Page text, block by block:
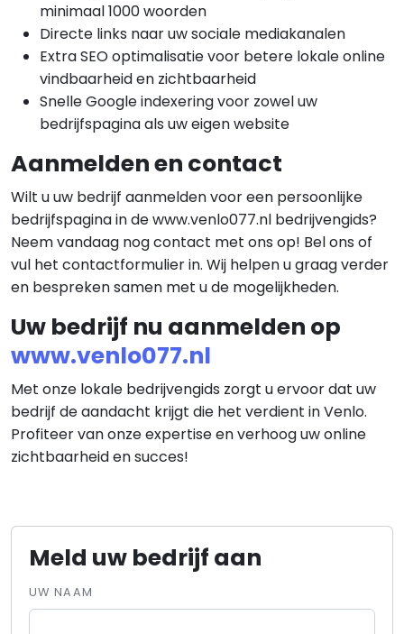
minimaal 1000 woorden
Directe links naar uw sociale mediakanalen
Extra SEO optimalisatie voor betere lokale online
vindbaarheid en zichtbaarheid
Snelle Google indexering voor zowel uw
bedrijfspagina als uw eigen website
Aanmelden en contact
Wilt u uw bedrijf aanmelden voor een persoonlijke
bedrijfspagina in de www.venlo077.nl bedrijvengids?
Neem vandaag nog contact met ons op! Bel ons of
vul het contactformulier in. Wij helpen u graag verder
en bespreken samen met u de mogelijkheden.
Uw bedrijf nu aanmelden op
www.venlo077.nl
Met onze lokale bedrijvengids zorgt u ervoor dat uw
bedrijf de aandacht krijgt die het verdient in Venlo.
Profiteer van onze expertise en verhoog uw online
zichtbaarheid en succes!
Meld uw bedrijf aan
UW NAAM